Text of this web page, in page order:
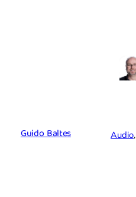
Guido Baltes Audio,